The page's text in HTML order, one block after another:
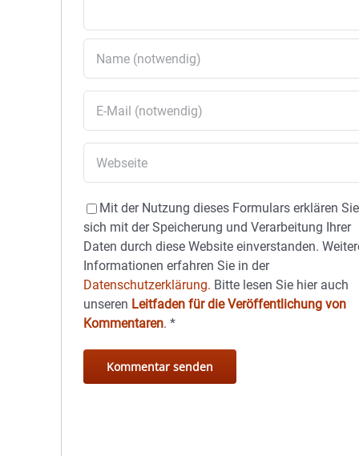
Mit der Nutzung dieses Formulars erklären Sie
sich mit der Speicherung und Verarbeitung Ihrer
Daten durch diese Website einverstanden.
Informationen erfahren Sie in der
Datenschutzerklärung. Bitte lesen Sie hier auch
unseren Leitfaden für die Veröffentlichung von
Kommentaren.*